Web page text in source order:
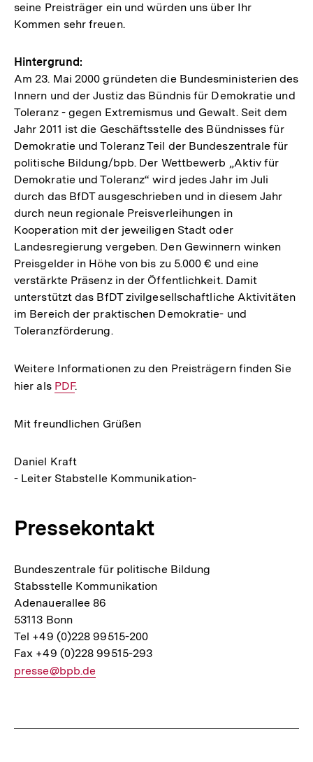
seine Preisträger ein und würden uns über Ihr
Kommen sehr freuen.
Hintergrund:
Am 23. Mai 2000 gründeten die Bundesministerien des
Innern und der Justiz das Bündnis für Demokratie und
Toleranz - gegen Extremismus und Gewalt. Seit dem
Jahr 2011 ist die Geschäftsstelle des Bündnisses für
Demokratie und Toleranz Teil der Bundeszentrale für
politische Bildung/bpb. Der Wettbewerb „Aktiv für
Demokratie und Toleranz“ wird jedes Jahr im Juli
durch das BfDT ausgeschrieben und in diesem Jahr
durch neun regionale Preisverleihungen in
Kooperation mit der jeweiligen Stadt oder
Landesregierung vergeben. Den Gewinnern winken
Preisgelder in Höhe von bis zu 5.000 € und eine
verstärkte Präsenz in der Öffentlichkeit. Damit
unterstützt das BfDT zivilgesellschaftliche Aktivitäten
im Bereich der praktischen Demokratie- und
Toleranzförderung.
Weitere Informationen zu den Preisträgern finden Sie
hier als Interner
PDF.
Mit freundlichen Grüßen
Daniel Kraft
- Leiter Stabstelle Kommunikation-
Pressekontakt
Bundeszentrale für politische Bildung
Stabsstelle Kommunikation
Adenauerallee 86
53113 Bonn
Tel +49 (0)228 99515-200
Fax +49 (0)228 99515-293
E-
presse@bpb.de